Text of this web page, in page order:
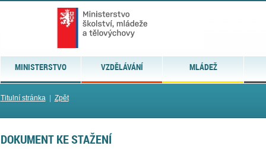
MINISTERSTVO VZDĚLÁVÁNÍ MLÁDEŽ
Titulní stránka| Zpět
DOKUMENT KE STAŽENÍ